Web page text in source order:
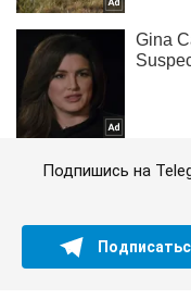
Подпишись на